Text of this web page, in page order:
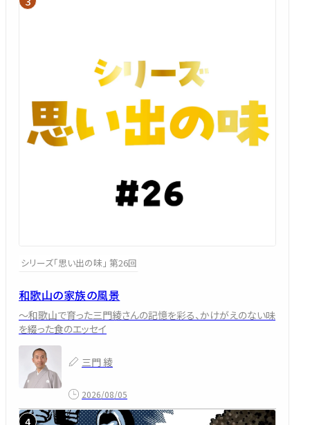
シリーズ「思い出の味」 第26回
和歌山の家族の風景
～和歌山で育った三門綾さんの記憶を彩る、かけがえのない味
を綴った食のエッセイ
三門 綾
2026/08/05